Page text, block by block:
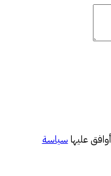
عليها سياسة